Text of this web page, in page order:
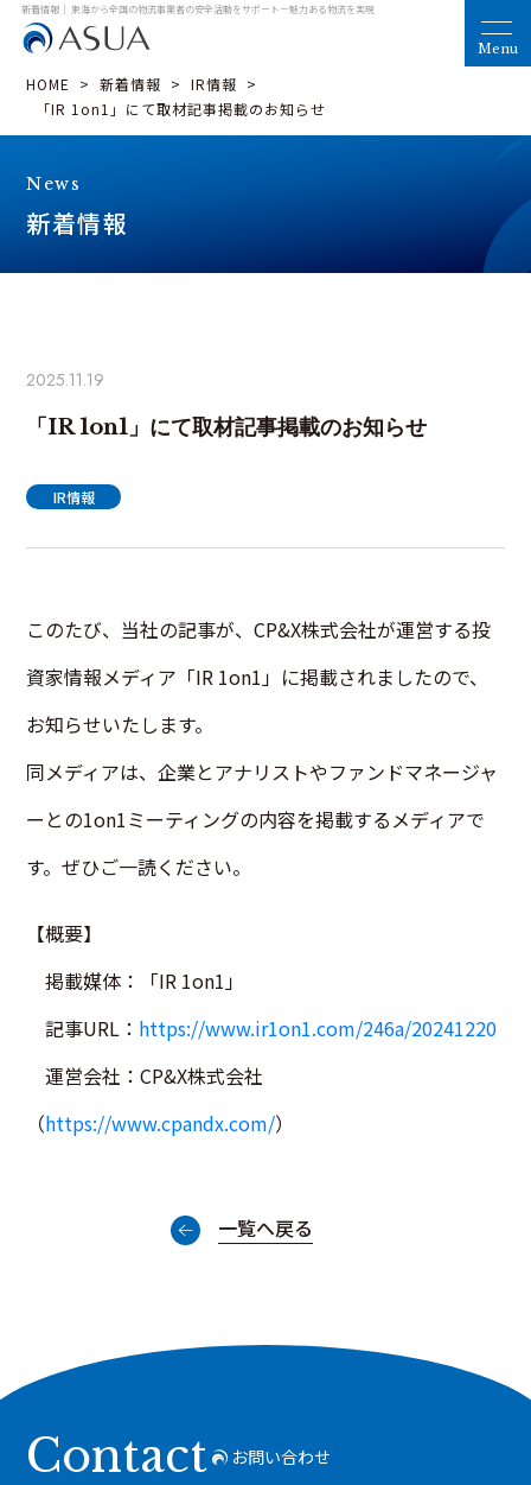
新着情報｜ 東海から全国の物流事業者の安全活動をサポート－魅力ある物流を実現
HOME > 新着情報 > IR情報 >
「IR 1on1」にて取材記事掲載のお知らせ
News
新着情報
2025.11.19
「IR 1on1」にて取材記事掲載のお知らせ
IR情報
このたび、当社の記事が、CP&X株式会社が運営する投
資家情報メディア「IR 1on1」に掲載されましたので、
お知らせいたします。
同メディアは、企業とアナリストやファンドマネージャ
ーとの1on1ミーティングの内容を掲載するメディアで
す。ぜひご一読ください。
【概要】
掲載媒体：「IR 1on1」
記事URL： https://www.ir1on1.com/246a/20241220
運営会社：CP&X株式会社
（https://www.cpandx.com/）
一覧へ戻る
Contact お問い合わせ